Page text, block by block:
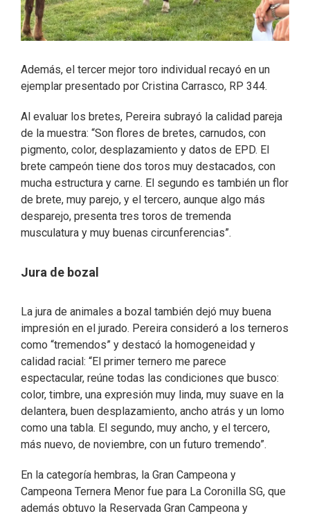
Además, el tercer mejor toro individual recayó en un
ejemplar presentado por Cristina Carrasco, RP 344.
Al evaluar los bretes, Pereira subrayó la calidad pareja
de la muestra: “Son flores de bretes, carnudos, con
pigmento, color, desplazamiento y datos de EPD. El
brete campeón tiene dos toros muy destacados, con
mucha estructura y carne. El segundo es también un flor
de brete, muy parejo, y el tercero, aunque algo más
desparejo, presenta tres toros de tremenda
musculatura y muy buenas circunferencias”.
Jura de bozal
La jura de animales a bozal también dejó muy buena
impresión en el jurado. Pereira consideró a los terneros
como “tremendos” y destacó la homogeneidad y
calidad racial: “El primer ternero me parece
espectacular, reúne todas las condiciones que busco:
color, timbre, una expresión muy linda, muy suave en la
delantera, buen desplazamiento, ancho atrás y un lomo
como una tabla. El segundo, muy ancho, y el tercero,
más nuevo, de noviembre, con un futuro tremendo”.
En la categoría hembras, la Gran Campeona y
Campeona Ternera Menor fue para La Coronilla SG, que
además obtuvo la Reservada Gran Campeona y